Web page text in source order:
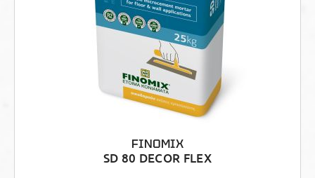
FINOMIX
SD 80 DECOR FLEX